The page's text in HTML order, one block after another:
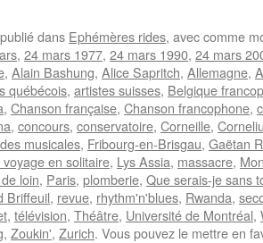
dans Ephémères rides, avec comme
, 24 mars 1977, 24 mars 1990, 24 mars
, Alain Bashung, Alice Sapritch, Allemagne,
québécois, artistes suisses, Belgique
, Chanson française, Chanson francophone,
, concours, conservatoire, Corneille,
musicales, Fribourg-en-Brisgau, Gaëtan
voyage en solitaire, Lys Assia, massacre,
loin, Paris, plomberie, Que serais-je sans
Briffeuil, revue, rhythm'n'blues, Rwanda,
, télévision, Théâtre, Université de Montréal,
, Zoukin', Zurich. Vous pouvez le mettre en